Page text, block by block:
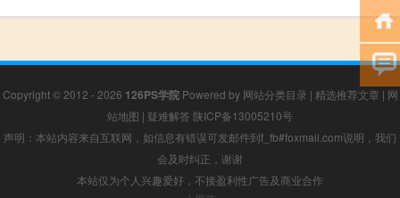
Copyright © 2012 - 2026 126PS学院Powered by 网站分类目录 | 精选推荐文章 | 网
站地图 | 疑难解答 陕ICP备13005210号
声明：本站内容来自互联网，如信息有错误可发邮件到f_fb#foxmail.com说明，我们
会及时纠正，谢谢
本站仅为个人兴趣爱好，不接盈利性广告及商业合作